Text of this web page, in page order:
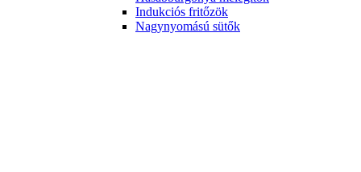
Indukciós fritőzök
Nagynyomású sütők